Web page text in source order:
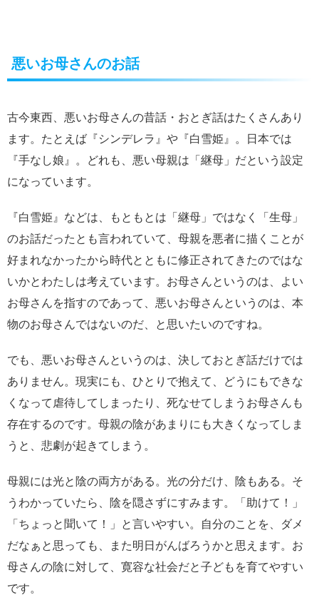
悪いお母さんのお話
古今東西、悪いお母さんの昔話・おとぎ話はたくさんあり
ます。たとえば『シンデレラ』や『白雪姫』。日本では
『手なし娘』。どれも、悪い母親は「継母」だという設定
になっています。
『白雪姫』などは、もともとは「継母」ではなく「生母」
のお話だったとも言われていて、母親を悪者に描くことが
好まれなかったから時代とともに修正されてきたのではな
いかとわたしは考えています。お母さんというのは、よい
お母さんを指すのであって、悪いお母さんというのは、本
物のお母さんではないのだ、と思いたいのですね。
でも、悪いお母さんというのは、決しておとぎ話だけでは
ありません。現実にも、ひとりで抱えて、どうにもできな
くなって虐待してしまったり、死なせてしまうお母さんも
存在するのです。母親の陰があまりにも大きくなってしま
うと、悲劇が起きてしまう。
母親には光と陰の両方がある。光の分だけ、陰もある。そ
うわかっていたら、陰を隠さずにすみます。「助けて！」
「ちょっと聞いて！」と言いやすい。自分のことを、ダメ
だなぁと思っても、また明日がんばろうかと思えます。お
母さんの陰に対して、寛容な社会だと子どもを育てやすい
です。